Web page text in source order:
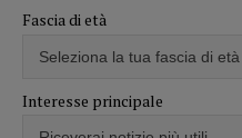
Fascia di età
Interesse principale